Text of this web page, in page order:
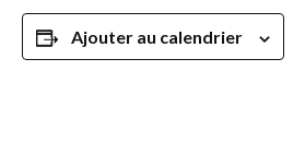
Ajouter au calendrier